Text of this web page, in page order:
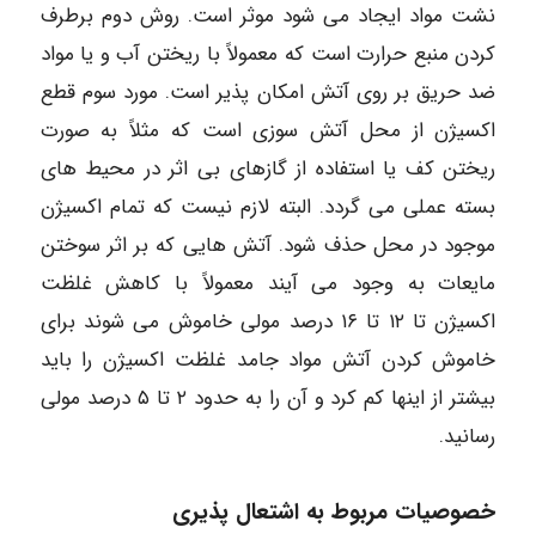
نشت مواد ایجاد می شود موثر است. روش دوم برطرف
کردن منبع حرارت است که معمولاً با ریختن آب و یا مواد
ضد حریق بر روی آتش امکان پذیر است. مورد سوم قطع
اکسیژن از محل آتش سوزی است که مثلاً به صورت
ریختن کف یا استفاده از گازهای بی اثر در محیط های
بسته عملی می گردد. البته لازم نیست که تمام اکسیژن
موجود در محل حذف شود. آتش هایی که بر اثر سوختن
مایعات به وجود می آیند معمولاً با کاهش غلظت
اکسیژن تا ۱۲ تا ۱۶ درصد مولی خاموش می شوند برای
خاموش کردن آتش مواد جامد غلظت اکسیژن را باید
بیشتر از اینها کم کرد و آن را به حدود ۲ تا ۵ درصد مولی
رسانید.
خصوصیات مربوط به اشتعال پذیری